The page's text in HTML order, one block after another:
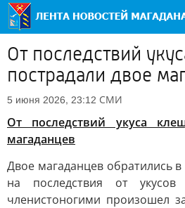
От последствий
пострадали двое
5 июня 2026, 23:12 СМИ
От последствий укуса
магаданцев
Двое магаданцев обратились
на последствия от
членистоногими произошел